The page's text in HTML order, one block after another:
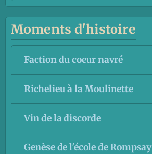
Moments d'histoire
Faction du coeur navré
Richelieu à la Moulinette
Vin de la discorde
Genèse de l'école de Rompsay